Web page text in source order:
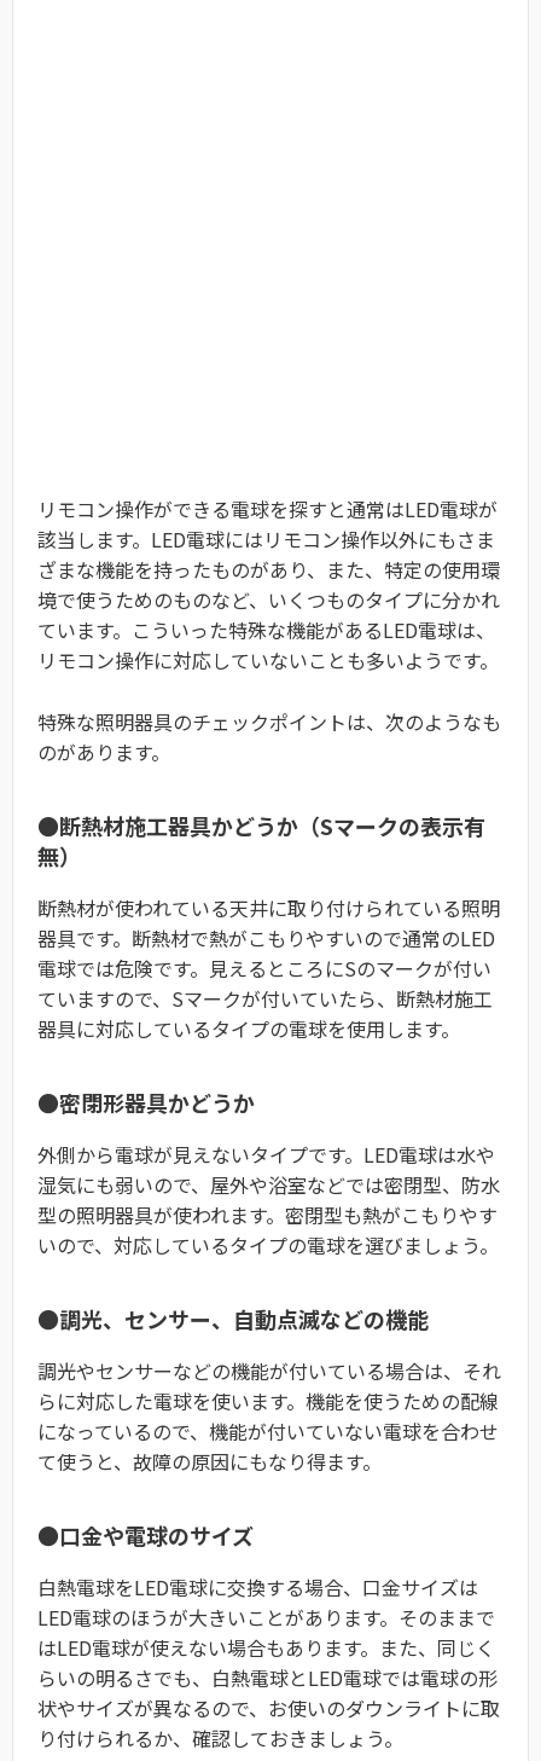
リモコン操作ができる電球を探すと通常はLED電球が
該当します。LED電球にはリモコン操作以外にもさま
ざまな機能を持ったものがあり、また、特定の使用環
境で使うためのものなど、いくつものタイプに分かれ
ています。こういった特殊な機能があるLED電球は、
リモコン操作に対応していないことも多いようです。
特殊な照明器具のチェックポイントは、次のようなも
のがあります。
●断熱材施工器具かどうか（Sマークの表示有
無）
断熱材が使われている天井に取り付けられている照明
器具です。断熱材で熱がこもりやすいので通常のLED
電球では危険です。見えるところにSのマークが付い
ていますので、Sマークが付いていたら、断熱材施工
器具に対応しているタイプの電球を使用します。
●密閉形器具かどうか
外側から電球が見えないタイプです。LED電球は水や
湿気にも弱いので、屋外や浴室などでは密閉型、防水
型の照明器具が使われます。密閉型も熱がこもりやす
いので、対応しているタイプの電球を選びましょう。
●調光、センサー、自動点滅などの機能
調光やセンサーなどの機能が付いている場合は、それ
らに対応した電球を使います。機能を使うための配線
になっているので、機能が付いていない電球を合わせ
て使うと、故障の原因にもなり得ます。
●口金や電球のサイズ
白熱電球をLED電球に交換する場合、口金サイズは
LED電球のほうが大きいことがあります。そのままで
はLED電球が使えない場合もあります。また、同じく
らいの明るさでも、白熱電球とLED電球では電球の形
状やサイズが異なるので、お使いのダウンライトに取
り付けられるか、確認しておきましょう。